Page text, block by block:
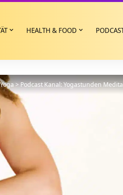
HEALTH & FOOD
>Podcast Kanal: Yogastunden